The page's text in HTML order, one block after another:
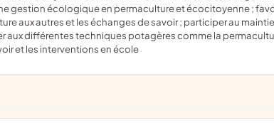
gestion écologique en permaculture et écocitoyenne ;
aux autres et les échanges de savoir ; participer au
différentes techniques potagères comme la
et les interventions en école